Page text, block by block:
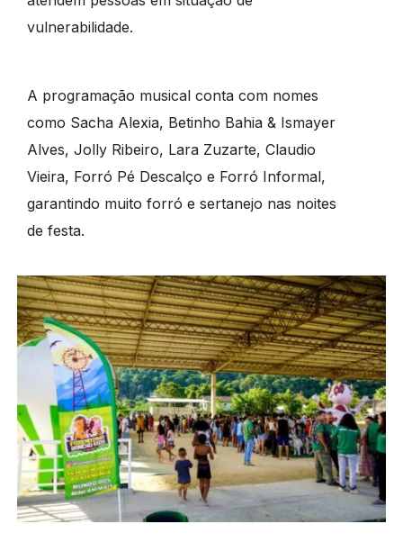
vulnerabilidade.
A programação musical conta com nomes
como Sacha Alexia, Betinho Bahia & Ismayer
Alves, Jolly Ribeiro, Lara Zuzarte, Claudio
Vieira, Forró Pé Descalço e Forró Informal,
garantindo muito forró e sertanejo nas noites
de festa.